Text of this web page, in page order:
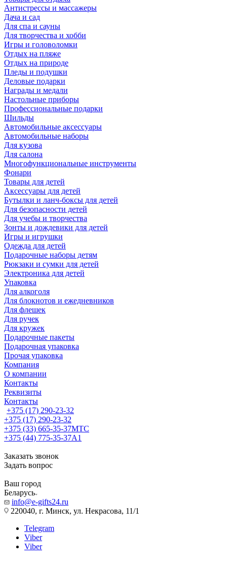
Антистрессы и массажеры
Дача и сад
Для спа и сауны
Для творчества и хобби
Игры и головоломки
Отдых на пляже
Отдых на природе
Пледы и подушки
Деловые подарки
Награды и медали
Настольные приборы
Профессиональные подарки
Шильды
Автомобильные аксессуары
Автомобильные наборы
Для кузова
Для салона
Многофункциональные инструменты
Фонари
Товары для детей
Аксессуары для детей
Бутылки и ланч-боксы для детей
Для безопасности детей
Для учебы и творчества
Зонты и дождевики для детей
Игры и игрушки
Одежда для детей
Подарочные наборы детям
Рюкзаки и сумки для детей
Электроника для детей
Упаковка
Для алкоголя
Для блокнотов и ежедневников
Для флешек
Для ручек
Для кружек
Подарочные пакеты
Подарочная упаковка
Прочая упаковка
Компания
О компании
Контакты
Реквизиты
Контакты
+375 (17) 290-23-32
+375 (17) 290-23-32
+375 (33) 665-35-37МТС
+375 (44) 775-35-37А1
Заказать звонок
Задать вопрос
Ваш город
Беларусь
info@e-gifts24.ru
220040, г. Минск, ул. Некрасова, 11/1
Telegram
Viber
Viber